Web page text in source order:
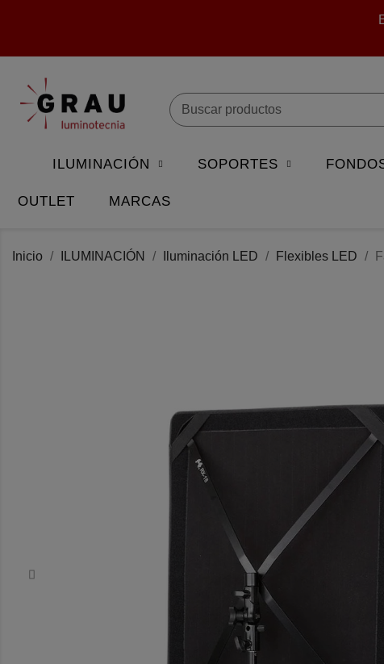
ILUMINACIÓN SOPORTES
OUTLET MARCAS
Inicio ILUMINACIÓN Iluminación LED Flexibles LED